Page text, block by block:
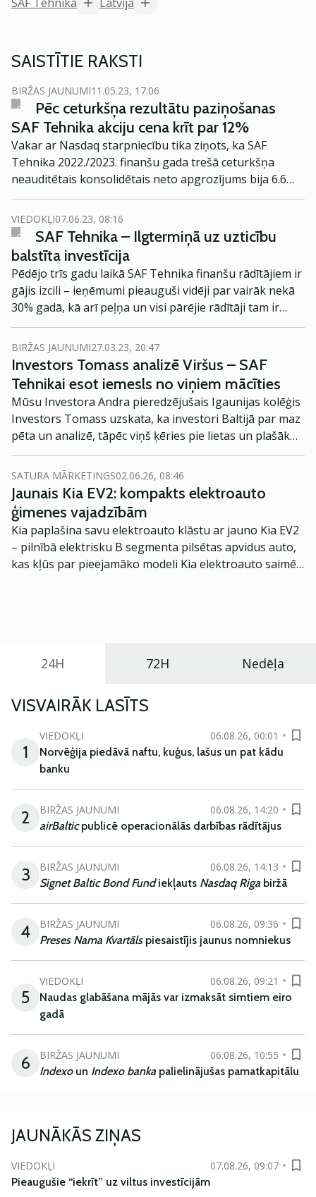
SAISTĪTIE RAKSTI
BIRŽAS JAUNUMI11.05.23, 17:06
Pēc ceturkšņa rezultātu paziņošanas
SAF Tehnika akciju cena krīt par 12%
Vakar ar Nasdaq starpniecību tika ziņots, ka SAF
Tehnika 2022./2023. finanšu gada trešā ceturkšņa
neauditētais konsolidētais neto apgrozījums bija 6.6
milj. eiro, kas ir par 23% mazāk kā 2021./2022. finanšu
gada trešajā ceturksnī. Trešo ceturksni uzņēmums
beidzis ar zaudējumiem 974 tūkst, eiro apmērā
(neauditēti). Konsolidētais neauditētais 2022./2023.
finanšu gada 9 mēnešu rezultāts ir peļņa 2.59 milj. eiro
apmērā.
VIEDOKĻI07.06.23, 08:16
SAF Tehnika – Ilgtermiņā uz uzticību
balstīta investīcija
Pēdējo trīs gadu laikā SAF Tehnika finanšu rādītājiem ir
gājis izcili – ieņēmumi pieauguši vidēji par vairāk nekā
30% gadā, kā arī peļņa un visi pārējie rādītāji tam ir
sekojuši līdzi. Investori to ir piefiksējuši un attiecīgi ir
pieaugusi arī akciju cena – vairāk kā 3 reizes. Uz šī
pozitīvā fona ir ļoti svarīgi iedziļināties detaļās un
saprast, vai tikpat pozitīvs scenārijs šīs akcijas varētu
sagaidīt arī nākotnē, vai tomēr pastāv risks, ka akcijas
varētu būt pārvērtētas.
BIRŽAS JAUNUMI27.03.23, 20:47
Investors Tomass analizē Viršus – SAF
Tehnikai esot iemesls no viņiem mācīties
Mūsu Investora Andra pieredzējušais Igaunijas kolēģis
Investors Tomass uzskata, ka investori Baltijā par maz
pēta un analizē, tāpēc viņš ķēries pie lietas un plašāk
izpētījis Latvijas uzņēmumu VIRŠI-A (Virši). Ieskatāmies
interesantākajās atziņās, pie kurām investors nonācis!
SATURA MĀRKETINGS02.06.26, 08:46
Jaunais Kia EV2: kompakts elektroauto
ģimenes vajadzībām
Kia paplašina savu elektroauto klāstu ar jauno Kia EV2
– pilnībā elektrisku B segmenta pilsētas apvidus auto,
kas kļūs par pieejamāko modeli Kia elektroauto saimē
24H 72H Nedēļa
VISVAIRĀK LASĪTS
1
VIEDOKĻI
06.08.26, 00:01
Norvēģija piedāvā naftu, kuģus, lašus un pat kādu
banku
2 BIRŽAS JAUNUMI
06.08.26, 14:20
airBalticpublicē operacionālās darbības rādītājus
3 BIRŽAS JAUNUMI
06.08.26, 14:13
Signet Baltic Bond Fundiekļauts Nasdaq Riga biržā
4 BIRŽAS JAUNUMI
06.08.26, 09:36
Preses Nama Kvartāls piesaistījis jaunus nomniekus
5
VIEDOKĻI
06.08.26, 09:21
Naudas glabāšana mājās var izmaksāt simtiem eiro
gadā
6 BIRŽAS JAUNUMI
06.08.26, 10:55
Indexoun Indexo banka palielinājušas pamatkapitālu
JAUNĀKĀS ZIŅAS
VIEDOKĻI
07.08.26, 09:07
Pieaugušie “iekrīt” uz viltus investīcijām